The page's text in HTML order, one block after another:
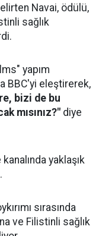
Navai, ödülü,
sağlık
yapım
BBC'yi eleştirerek,
bizi de bu
mısınız?" diye
yaklaşık
sırasında
ve Filistinli sağlık